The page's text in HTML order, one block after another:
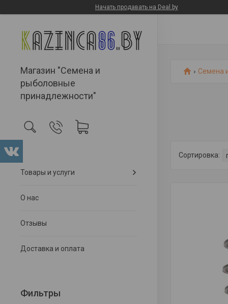
Начать продавать на Deal.by
Магазин "Семена и
рыболовные
принадлежности"
Товары и услуги
О нас
Отзывы
Доставка и оплата
Фильтры
Семена